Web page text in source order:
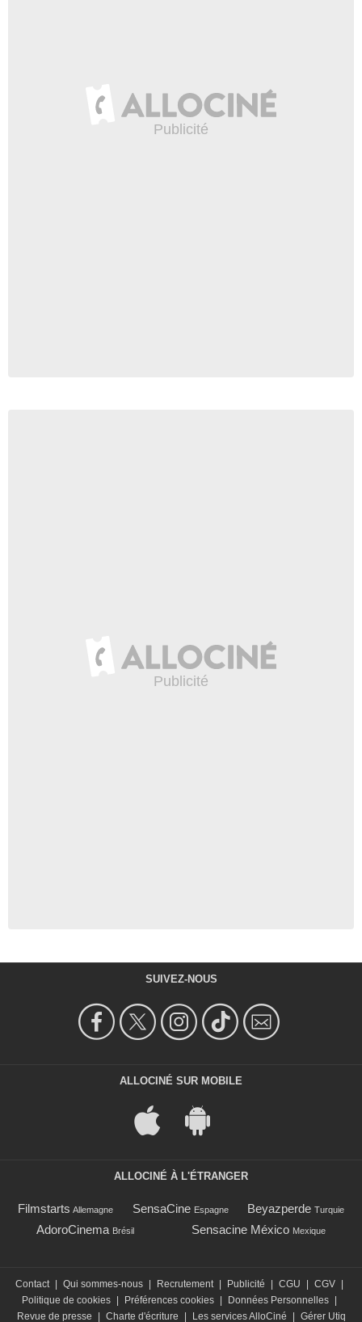
SUIVEZ-NOUS
ALLOCINÉ SUR MOBILE
ALLOCINÉ À L'ÉTRANGER
Filmstarts Allemagne SensaCine Espagne Beyazperde Turquie
AdoroCinema Brésil Sensacine México Mexique
Contact Qui sommes-nous Recrutement Publicité CGU CGV
Politique de cookies
Préférences cookies Données Personnelles
Revue de presse
Charte d'écriture Les services AlloCiné Gérer Utiq